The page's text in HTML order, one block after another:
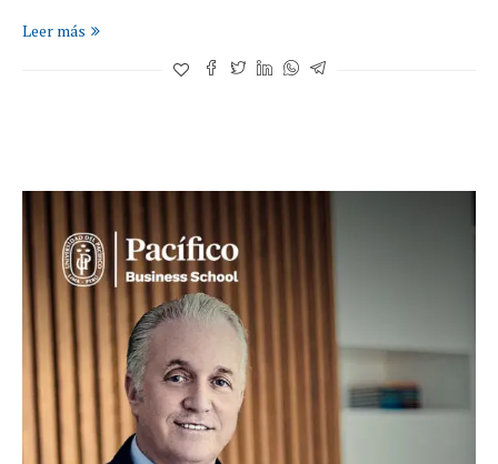
Leer más